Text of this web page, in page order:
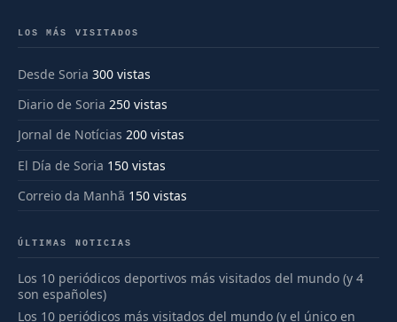
LOS MÁS VISITADOS
Desde Soria 300 vistas
Diario de Soria 250 vistas
Jornal de Notícias 200 vistas
El Día de Soria 150 vistas
Correio da Manhã 150 vistas
ÚLTIMAS NOTICIAS
Los 10 periódicos deportivos más visitados del mundo (y 4
son españoles)
Los 10 periódicos más visitados del mundo (y el único en